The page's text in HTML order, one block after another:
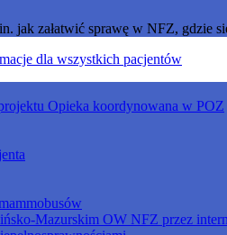
jak załatwić sprawę w NFZ, gdzie
dla wszystkich pacjentów
Opieka koordynowana w POZ
Mazurskim OW NFZ przez